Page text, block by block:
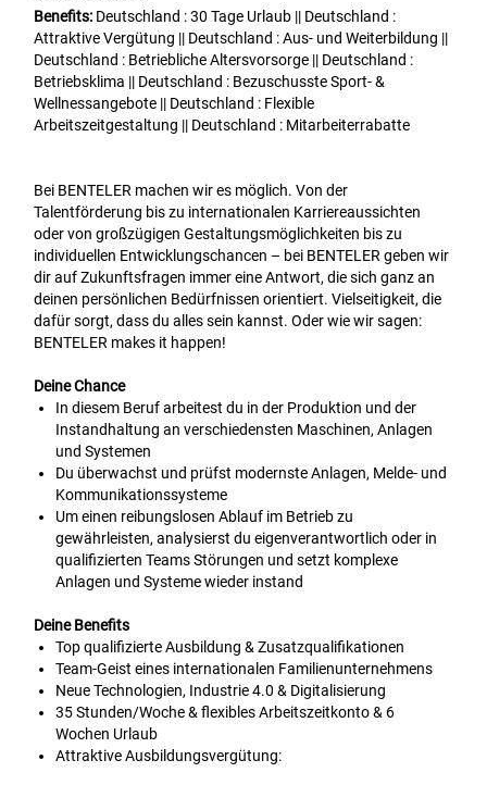
Benefits: Deutschland : 30 Tage Urlaub || Deutschland :
Attraktive Vergütung || Deutschland : Aus- und Weiterbildung ||
Deutschland : Betriebliche Altersvorsorge || Deutschland :
Betriebsklima || Deutschland : Bezuschusste Sport- &
Wellnessangebote || Deutschland : Flexible
Arbeitszeitgestaltung || Deutschland : Mitarbeiterrabatte
Bei BENTELER machen wir es möglich. Von der
Talentförderung bis zu internationalen Karriereaussichten
oder von großzügigen Gestaltungsmöglichkeiten bis zu
individuellen Entwicklungschancen – bei BENTELER geben wir
dir auf Zukunftsfragen immer eine Antwort, die sich ganz an
deinen persönlichen Bedürfnissen orientiert. Vielseitigkeit, die
dafür sorgt, dass du alles sein kannst. Oder wie wir sagen:
BENTELER makes it happen!
Deine Chance
In diesem Beruf arbeitest du in der Produktion und der
Instandhaltung an verschiedensten Maschinen, Anlagen
und Systemen
Du überwachst und prüfst modernste Anlagen, Melde- und
Kommunikationssysteme
Um einen reibungslosen Ablauf im Betrieb zu
gewährleisten, analysierst du eigenverantwortlich oder in
qualifizierten Teams Störungen und setzt komplexe
Anlagen und Systeme wieder instand
Deine Benefits
Top qualifizierte Ausbildung & Zusatzqualifikationen
Team-Geist eines internationalen Familienunternehmens
Neue Technologien, Industrie 4.0 & Digitalisierung
35 Stunden/Woche & flexibles Arbeitszeitkonto & 6
Wochen Urlaub
Attraktive Ausbildungsvergütung: